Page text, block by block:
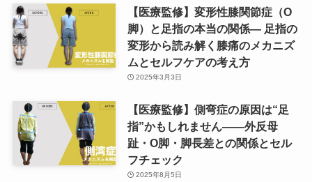
【医療監修】変形性膝関節症（O
脚）と足指の本当の関係― 足指の
変形から読み解く膝痛のメカニズ
ムとセルフケアの考え方
2025年3月3日
【医療監修】側弯症の原因は“足
指”かもしれません——外反母
趾・O脚・脚長差との関係とセル
フチェック
2025年8月5日